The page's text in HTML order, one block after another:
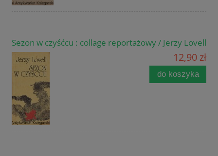
Sezon w czyśćcu : collage reportażowy / Jerzy Lovell
12,90 zł
do koszyka